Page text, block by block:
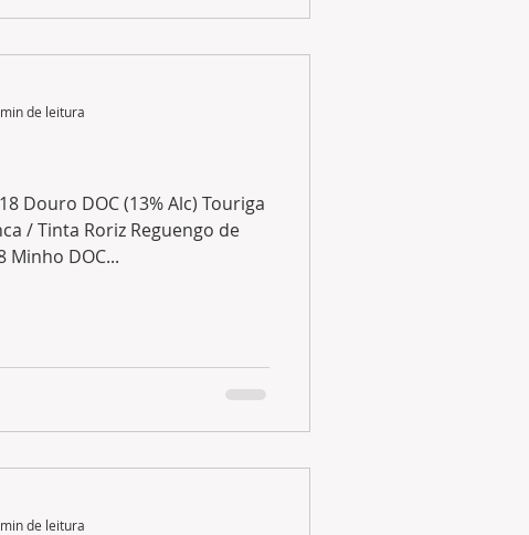
Douro DOC (13% Alc) Touriga
/ Tinta Roriz Reguengo de
Minho DOC...
de leitura
de leitura